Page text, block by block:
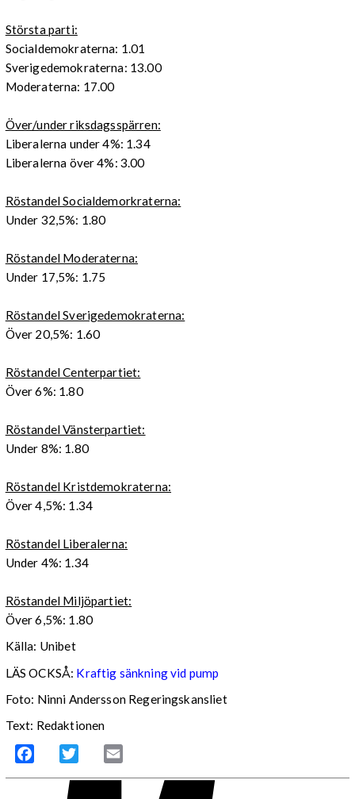
Största parti:
Socialdemokraterna: 1.01
Sverigedemokraterna: 13.00
Moderaterna: 17.00
Över/under riksdagsspärren:
Liberalerna under 4%: 1.34
Liberalerna över 4%: 3.00
Röstandel Socialdemorkraterna:
Under 32,5%: 1.80
Röstandel Moderaterna:
Under 17,5%: 1.75
Röstandel Sverigedemokraterna:
Över 20,5%: 1.60
Röstandel Centerpartiet:
Över 6%: 1.80
Röstandel Vänsterpartiet:
Under 8%: 1.80
Röstandel Kristdemokraterna:
Över 4,5%: 1.34
Röstandel Liberalerna:
Under 4%: 1.34
Röstandel Miljöpartiet:
Över 6,5%: 1.80
Källa: Unibet
LÄS OCKSÅ: Kraftig sänkning vid pump
Foto: Ninni Andersson Regeringskansliet
Text: Redaktionen
Facebook Twitter